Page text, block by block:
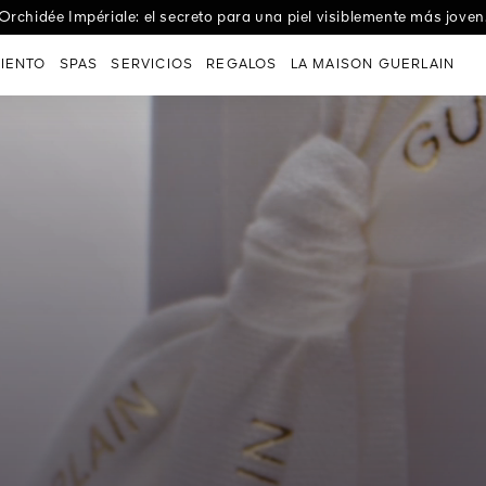
Les Eaux: las fragancias textiles que celebran un abanico de
Impériale: el secreto para una piel visiblemente más joven.
SPAS SERVICIOS REGALOS LA MAISON GUERLAIN